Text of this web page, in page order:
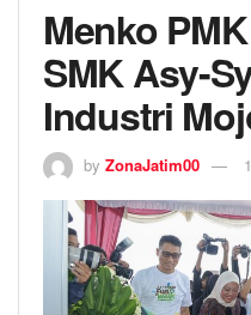
Menko
SMK Asy-
Industri
by ZonaJatim00